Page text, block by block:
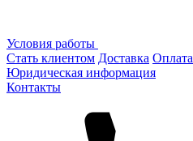
Условия работы
Стать клиентом Доставка Оплата
Юридическая информация
Контакты